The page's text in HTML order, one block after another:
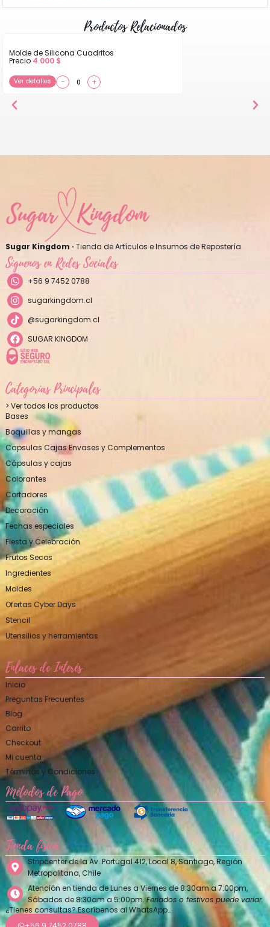
Productos Relacionados
Molde de Silicona Cuadritos
Precio 4.000 $
Ver detalles − +
Sugar Kingdom · Tienda de Artículos e Insumos de Repostería
Síguenos en Redes Sociales
+56 9 7452 0788
sugarkingdom.cl
@sugarkingdom.cl
SUGAR KINGDOM
Categorías Principales
> Ver todos los productos
Bases
Boquillas y mangas
Capsulas Cajas Envases y Complementos
Cápsulas y cajas
Colorantes
Cortadores
Decoración
Fechas especiales
Fiesta y Celebración
Frutos Secos
Ingredientes
Moldes
Ofertas Cyber Days
Stencil
Utensilios y herramientas
Enlaces de Interés
Inicio
Preguntas Frecuentes
Blog
Carrito
Checkout
Mi cuenta
Términos y Condiciones
Métodos de Pago
Tienda física
Stripcenter de la Av. Portugal 412, Local 8, Santiago, Región
Metropolitana, Chile
Atención en tienda de Lunes a Viernes de 8:30am a 7:00pm,
Sábados de 8:30am a 5:00pm.Feriados o festivos puede variar.
¿Tienes consultas? Escríbenos al WhatsApp…